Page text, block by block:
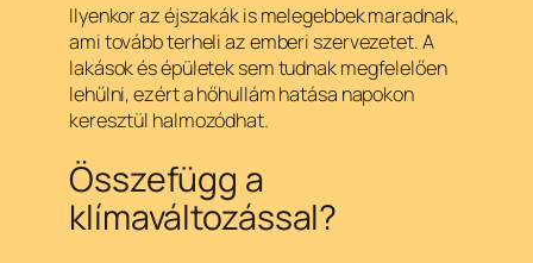
Ilyenkor az éjszakák is melegebbek maradnak,
ami tovább terheli az emberi szervezetet. A
lakások és épületek sem tudnak megfelelően
lehűlni, ezért a hőhullám hatása napokon
keresztül halmozódhat.
Összefügg a
klímaváltozással?